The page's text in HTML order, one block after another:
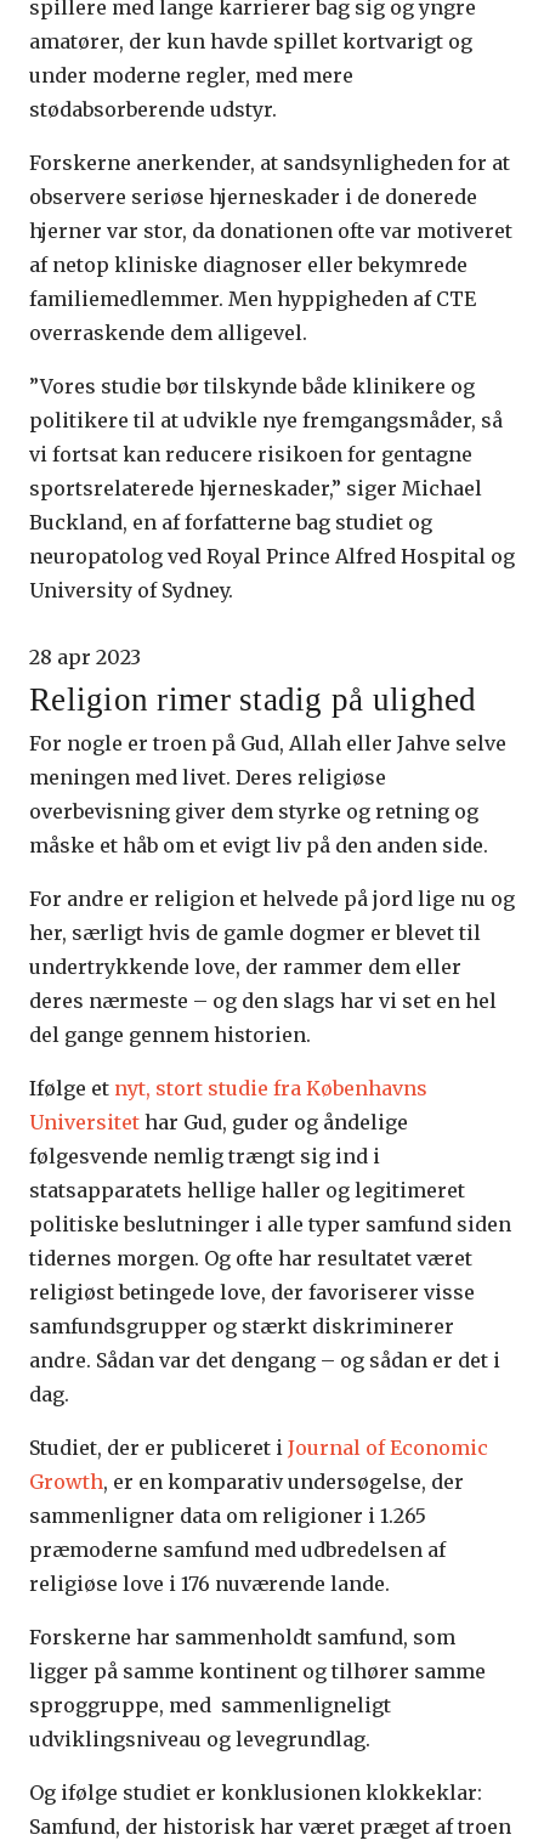
spillere med lange karrierer bag sig og yngre
amatører, der kun havde spillet kortvarigt og
under moderne regler, med mere
stødabsorberende udstyr.
Forskerne anerkender, at sandsynligheden for at
observere seriøse hjerneskader i de donerede
hjerner var stor, da donationen ofte var motiveret
af netop kliniske diagnoser eller bekymrede
familiemedlemmer. Men hyppigheden af CTE
overraskende dem alligevel.
”Vores studie bør tilskynde både klinikere og
politikere til at udvikle nye fremgangsmåder, så
vi fortsat kan reducere risikoen for gentagne
sportsrelaterede hjerneskader,” siger Michael
Buckland, en af forfatterne bag studiet og
neuropatolog ved Royal Prince Alfred Hospital og
University of Sydney.
28 apr 2023
Religion rimer stadig på ulighed
For nogle er troen på Gud, Allah eller Jahve selve
meningen med livet. Deres religiøse
overbevisning giver dem styrke og retning og
måske et håb om et evigt liv på den anden side.
For andre er religion et helvede på jord lige nu og
her, særligt hvis de gamle dogmer er blevet til
undertrykkende love, der rammer dem eller
deres nærmeste – og den slags har vi set en hel
del gange gennem historien.
Ifølge et nyt, stort studie fra Københavns
Universitet har Gud, guder og åndelige
følgesvende nemlig trængt sig ind i
statsapparatets hellige haller og legitimeret
politiske beslutninger i alle typer samfund siden
tidernes morgen. Og ofte har resultatet været
religiøst betingede love, der favoriserer visse
samfundsgrupper og stærkt diskriminerer
andre. Sådan var det dengang – og sådan er det i
dag.
Studiet, der er publiceret i Journal of Economic
Growth, er en komparativ undersøgelse, der
sammenligner data om religioner i 1.265
præmoderne samfund med udbredelsen af
religiøse love i 176 nuværende lande.
Forskerne har sammenholdt samfund, som
ligger på samme kontinent og tilhører samme
sproggruppe, med sammenligneligt
udviklingsniveau og levegrundlag.
Og ifølge studiet er konklusionen klokkeklar:
Samfund, der historisk har været præget af troen